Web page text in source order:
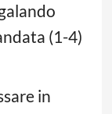
(1-4)
in